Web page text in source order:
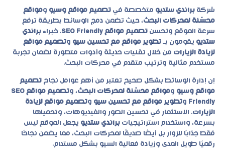
شركة براندي ستديو متخصصة في تصميم مواقع وسيو ومواقع
محسّنة لمحركات البحث، حيث تضمن دمج الوسائط بطريقة ترفع
سرعة الموقع وتحسن تصميم مواقع SEO Friendly . خبراء براندي
ستديو يقومون بـ تطوير مواقع مع تحسين سيو وتصميم مواقع
لزيادة الزيارات من خلال تقنيات حديثة وأدوات متطورة لضمان تجربة
مستخدم مثالية وترتيب متقدم في محركات البحث.
إن إدارة الوسائط بشكل صحيح تعتبر من أهم عوامل نجاح تصميم
مواقع وسيو ومواقع محسّنة لمحركات البحث، و
تصميم مواقع SEO
Friendly وتطوير مواقع مع تحسين سيو وتصميم مواقع لزيادة
الزيارات. الاستثمار في تحسين الصور والفيديوهات، وتحميلها
بسرعة، واستخدام استراتيجيات براندي ستديو يجعل الموقع ليس
فقط جذابًا للزوار بل أيضًا صديقًا لمحركات البحث، مما يضمن نجاحًا
رقميًا طويل المدى وزيادة فعالية السيو بشكل مستدام.